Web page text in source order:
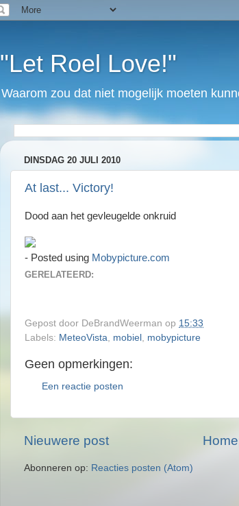
"Let Roel Love!"
Waarom zou dat niet mogelijk moeten
DINSDAG 20 JULI 2010
At last... Victory!
Dood aan het gevleugelde onkruid
- Posted using Mobypicture.com
GERELATEERD:
Gepost door DeBrandWeerman op 15:33
Labels: MeteoVista mobiel mobypicture
Geen opmerkingen:
Een reactie posten
Nieuwere post
Abonneren op: Reacties posten (Atom)